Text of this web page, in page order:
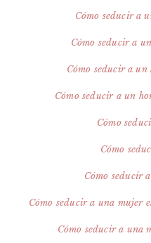
Cómo seducir a
Cómo seducir a
Cómo seducir a
Cómo seducir a un
Cómo
Cómo
Cómo seducir
Cómo seducir a una mujer
Cómo seducir a una